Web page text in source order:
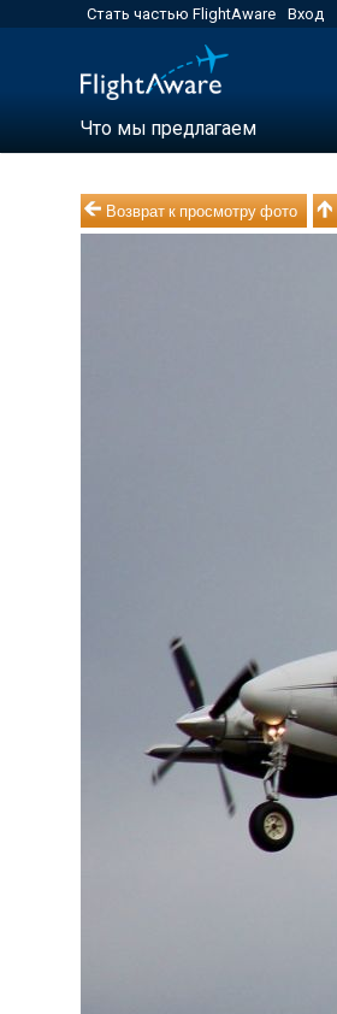
Стать частью FlightAware Вход
Что мы предлагаем
Возврат к просмотру фото